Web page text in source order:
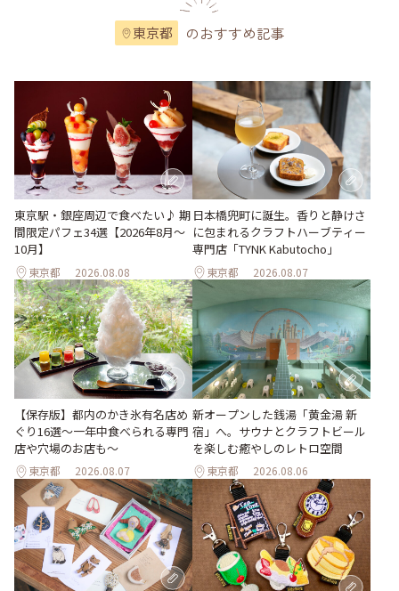
東京都 のおすすめ記事
東京駅・銀座周辺で食べたい♪ 期
間限定パフェ34選【2026年8月～
10月】
東京都 2026.08.08
日本橋兜町に誕生。香りと静けさ
に包まれるクラフトハーブティー
専門店「TYNK Kabutocho」
東京都 2026.08.07
【保存版】都内のかき氷有名店め
ぐり16選～一年中食べられる専門
店や穴場のお店も～
東京都 2026.08.07
新オープンした銭湯「黄金湯 新
宿」へ。サウナとクラフトビール
を楽しむ癒やしのレトロ空間
東京都 2026.08.06